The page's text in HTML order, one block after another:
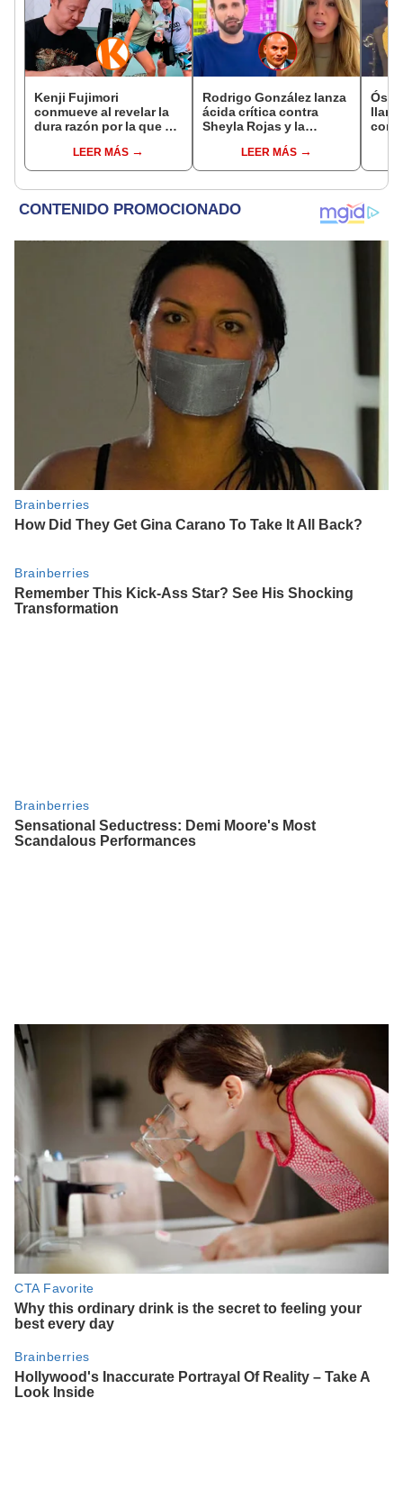
Kenji Fujimori
conmueve al revelar la
dura razón por la que no
esposa Erika Muñóz: "El
proceso judicial"
LEER MÁS
Rodrigo González lanza
ácida crítica contra
Sheyla Rojas y la
relación con su hijo: "Te
has dedicado a buscar
LEER MÁS